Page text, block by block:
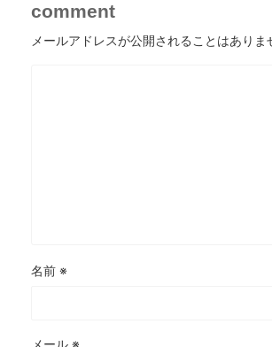
comment
メールアドレスが公開されることはありま
名前 ※